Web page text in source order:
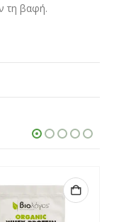
τη βαφή.